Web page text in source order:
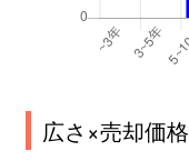
広さ×売却価格